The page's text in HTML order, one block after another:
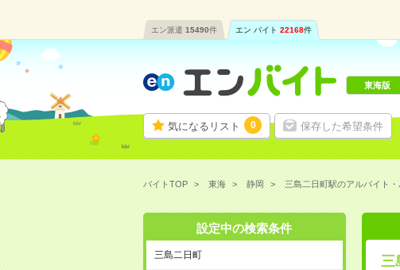
エン派遣 15490件 エン バイト 22168件
気になるリスト 0 保存した希望条件
東海版
バイトTOP 東海 静岡 三島二日町駅のアルバイト
設定中の検索条件
三島二日町 三